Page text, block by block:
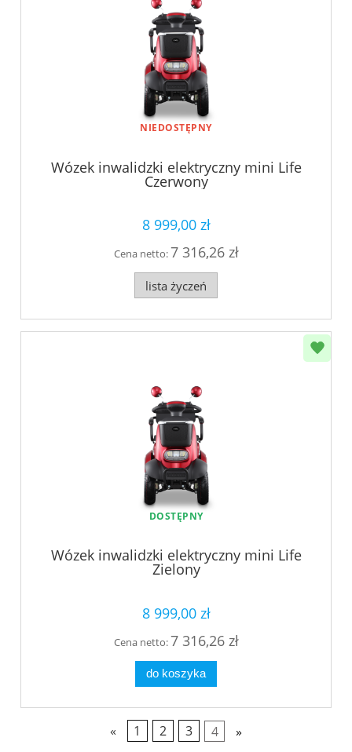
NIEDOSTĘPNY
Wózek inwalidzki elektryczny mini Life
Czerwony
8 999,00 zł
Cena netto:7 316,26 zł
lista życzeń
DOSTĘPNY
Wózek inwalidzki elektryczny mini Life
Zielony
8 999,00 zł
Cena netto:7 316,26 zł
do koszyka
« 1 2 3 4 »